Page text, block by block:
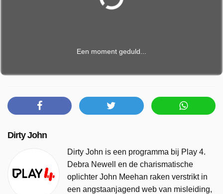
Een moment geduld...
Dirty John
Dirty John is een programma bij Play 4.
Debra Newell en de charismatische
oplichter John Meehan raken verstrikt in
een angstaanjagend web van misleiding,